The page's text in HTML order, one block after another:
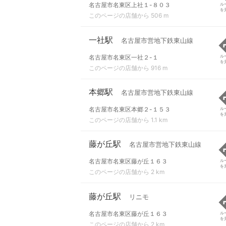
名古屋市名東区上社１-８０３
このページの店舗から 506 m
ル
を
一社駅 名古屋市営地下鉄東山線
名古屋市名東区一社２-１
このページの店舗から 916 m
ル
を
本郷駅 名古屋市営地下鉄東山線
名古屋市名東区本郷２-１５３
このページの店舗から 1.1 km
ル
を
藤が丘駅 名古屋市営地下鉄東山線
名古屋市名東区藤が丘１６３
このページの店舗から 2 km
ル
を
藤が丘駅 リニモ
名古屋市名東区藤が丘１６３
このページの店舗から 2 km
ル
を